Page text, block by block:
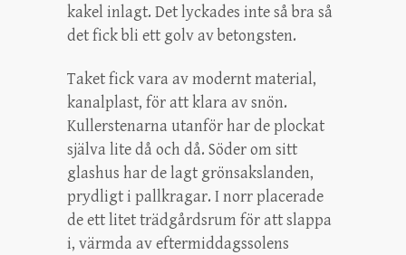
kakel inlagt. Det lyckades inte så bra så
det fick bli ett golv av betongsten.
Taket fick vara av modernt material,
kanalplast, för att klara av snön.
Kullerstenarna utanför har de plockat
själva lite då och då. Söder om sitt
glashus har de lagt grönsakslanden,
prydligt i pallkragar. I norr placerade
de ett litet trädgårdsrum för att slappa
i, värmda av eftermiddagssolens